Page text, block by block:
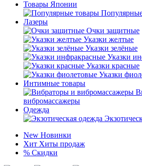
Товары Японии
Лазеры
Очки защитные
Указки желтые
Указки зелёные
Указки
Указки красные
Указки
Интимные товары
вибромассажеры
Одежда
New Новинки
Хит Хиты продаж
% Скидки